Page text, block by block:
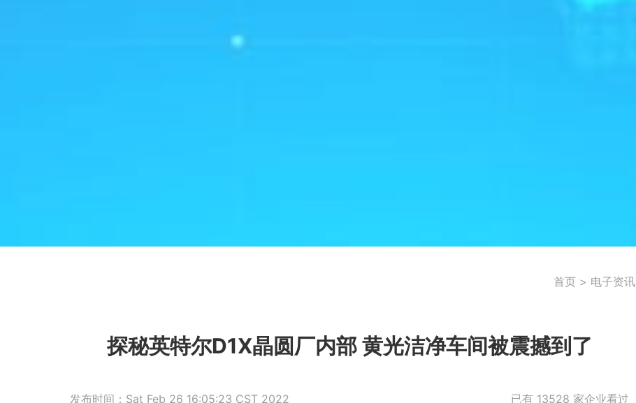
首页 > 电子资讯
探秘英特尔D1X晶圆厂内部 黄光洁净车间被震撼到了
发布时间：Sat Feb 26 16:05:23 CST 2022 已有 13528 家企业看过